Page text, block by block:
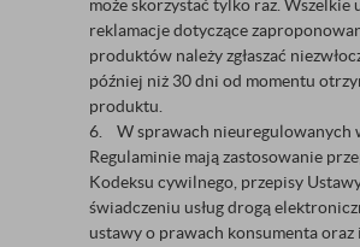
może skorzystać tylko raz. Wszelkie
reklamacje dotyczące
produktów należy zgłaszać
później niż 30 dni od momentu
produktu.
6. W sprawach nieuregulowanych
Regulaminie mają zastosowanie
Kodeksu cywilnego, przepisy
świadczeniu usług drogą
ustawy o prawach konsumenta oraz